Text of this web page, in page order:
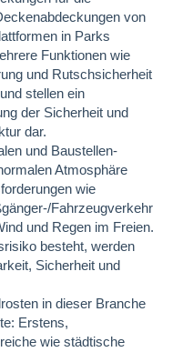
von
in Parks
Funktionen wie
und Rutschsicherheit
stellen ein
der Sicherheit und
dar.
und Baustellen-
Atmosphäre
wie
Fahrzeugverkehr
und Regen im Freien.
besteht, werden
Sicherheit und
in dieser Branche
Erstens,
wie städtische